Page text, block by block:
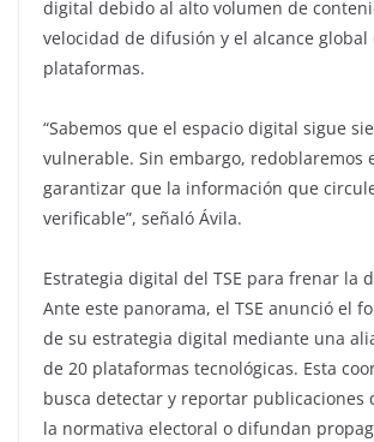
digital debido al alto volumen de
velocidad de difusión y el alcance global
plataformas.
“Sabemos que el espacio digital sigue
vulnerable. Sin embargo, redoblaremos
garantizar que la información que
verificable”, señaló Ávila.
Estrategia digital del TSE para frenar la
Ante este panorama, el TSE anunció el
de su estrategia digital mediante una
de 20 plataformas tecnológicas. Esta
busca detectar y reportar publicaciones
la normativa electoral o difundan